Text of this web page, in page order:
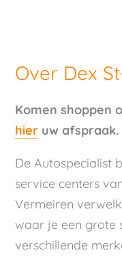
Over Dex
Komen shoppen
hier uw afspraak.
De Autospecialist
service centers
Vermeiren
waar je een grote
verschillende